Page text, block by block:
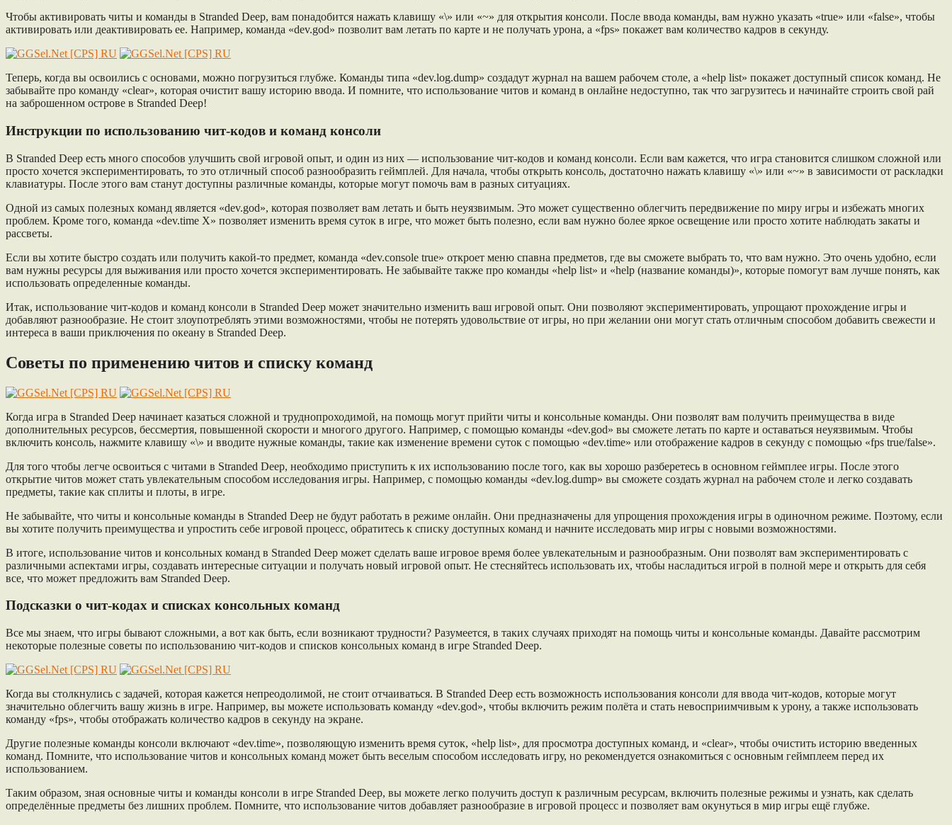
Чтобы активировать читы и команды в Stranded Deep, вам понадобится нажать клавишу «\» или «~» для открытия консоли. После ввода команды, вам нужно указать «true» или «false», чтобы
активировать или деактивировать ее. Например, команда «dev.god» позволит вам летать по карте и не получать урона, а «fps» покажет вам количество кадров в секунду.
Теперь, когда вы освоились с основами, можно погрузиться глубже. Команды типа «dev.log.dump» создадут журнал на вашем рабочем столе, а «help list» покажет доступный список команд. Не
забывайте про команду «clear», которая очистит вашу историю ввода. И помните, что использование читов и команд в онлайне недоступно, так что загрузитесь и начинайте строить свой рай
на заброшенном острове в Stranded Deep!
Инструкции по использованию чит-кодов и команд консоли
В Stranded Deep есть много способов улучшить свой игровой опыт, и один из них — использование чит-кодов и команд консоли. Если вам кажется, что игра становится слишком сложной или
просто хочется экспериментировать, то это отличный способ разнообразить геймплей. Для начала, чтобы открыть консоль, достаточно нажать клавишу «\» или «~» в зависимости от раскладки
клавиатуры. После этого вам станут доступны различные команды, которые могут помочь вам в разных ситуациях.
Одной из самых полезных команд является «dev.god», которая позволяет вам летать и быть неуязвимым. Это может существенно облегчить передвижение по миру игры и избежать многих
проблем. Кроме того, команда «dev.time X» позволяет изменить время суток в игре, что может быть полезно, если вам нужно более яркое освещение или просто хотите наблюдать закаты и
рассветы.
Если вы хотите быстро создать или получить какой-то предмет, команда «dev.console true» откроет меню спавна предметов, где вы сможете выбрать то, что вам нужно. Это очень удобно, если
вам нужны ресурсы для выживания или просто хочется экспериментировать. Не забывайте также про команды «help list» и «help (название команды)», которые помогут вам лучше понять, как
использовать определенные команды.
Итак, использование чит-кодов и команд консоли в Stranded Deep может значительно изменить ваш игровой опыт. Они позволяют экспериментировать, упрощают прохождение игры и
добавляют разнообразие. Не стоит злоупотреблять этими возможностями, чтобы не потерять удовольствие от игры, но при желании они могут стать отличным способом добавить свежести и
интереса в ваши приключения по океану в Stranded Deep.
Советы по применению читов и списку команд
Когда игра в Stranded Deep начинает казаться сложной и труднопроходимой, на помощь могут прийти читы и консольные команды. Они позволят вам получить преимущества в виде
дополнительных ресурсов, бессмертия, повышенной скорости и многого другого. Например, с помощью команды «dev.god» вы сможете летать по карте и оставаться неуязвимым. Чтобы
включить консоль, нажмите клавишу «\» и вводите нужные команды, такие как изменение времени суток с помощью «dev.time» или отображение кадров в секунду с помощью «fps true/false».
Для того чтобы легче освоиться с читами в Stranded Deep, необходимо приступить к их использованию после того, как вы хорошо разберетесь в основном геймплее игры. После этого
открытие читов может стать увлекательным способом исследования игры. Например, с помощью команды «dev.log.dump» вы сможете создать журнал на рабочем столе и легко создавать
предметы, такие как сплиты и плоты, в игре.
Не забывайте, что читы и консольные команды в Stranded Deep не будут работать в режиме онлайн. Они предназначены для упрощения прохождения игры в одиночном режиме. Поэтому, если
вы хотите получить преимущества и упростить себе игровой процесс, обратитесь к списку доступных команд и начните исследовать мир игры с новыми возможностями.
В итоге, использование читов и консольных команд в Stranded Deep может сделать ваше игровое время более увлекательным и разнообразным. Они позволят вам экспериментировать с
различными аспектами игры, создавать интересные ситуации и получать новый игровой опыт. Не стесняйтесь использовать их, чтобы насладиться игрой в полной мере и открыть для себя
все, что может предложить вам Stranded Deep.
Подсказки о чит-кодах и списках консольных команд
Все мы знаем, что игры бывают сложными, а вот как быть, если возникают трудности? Разумеется, в таких случаях приходят на помощь читы и консольные команды. Давайте рассмотрим
некоторые полезные советы по использованию чит-кодов и списков консольных команд в игре Stranded Deep.
Когда вы столкнулись с задачей, которая кажется непреодолимой, не стоит отчаиваться. В Stranded Deep есть возможность использования консоли для ввода чит-кодов, которые могут
значительно облегчить вашу жизнь в игре. Например, вы можете использовать команду «dev.god», чтобы включить режим полёта и стать невосприимчивым к урону, а также использовать
команду «fps», чтобы отображать количество кадров в секунду на экране.
Другие полезные команды консоли включают «dev.time», позволяющую изменить время суток, «help list», для просмотра доступных команд, и «clear», чтобы очистить историю введенных
команд. Помните, что использование читов и консольных команд может быть веселым способом исследовать игру, но рекомендуется ознакомиться с основным геймплеем перед их
использованием.
Таким образом, зная основные читы и команды консоли в игре Stranded Deep, вы можете легко получить доступ к различным ресурсам, включить полезные режимы и узнать, как сделать
определённые предметы без лишних проблем. Помните, что использование читов добавляет разнообразие в игровой процесс и позволяет вам окунуться в мир игры ещё глубже.